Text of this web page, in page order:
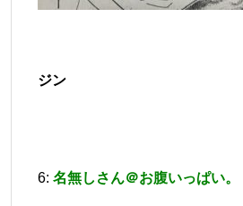
ジン
6: 名無しさん＠お腹いっぱい。